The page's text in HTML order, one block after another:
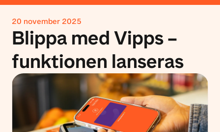
20 november 2025
Blippa med Vipps –
funktionen lanseras